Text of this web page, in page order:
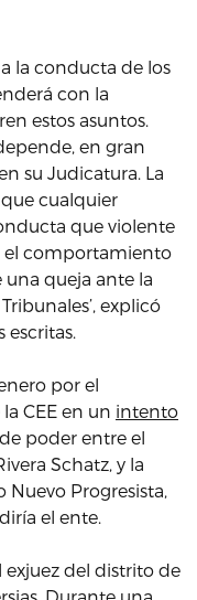
la conducta de los
con la
estos asuntos.
en gran
su Judicatura. La
cualquier
que violente
el comportamiento
una queja ante la
explicó
escritas.
por el
CEE en un intento
poder entre el
Schatz, y la
Progresista,
el ente.
exjuez del distrito de